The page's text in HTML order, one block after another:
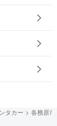
タカー 各務原